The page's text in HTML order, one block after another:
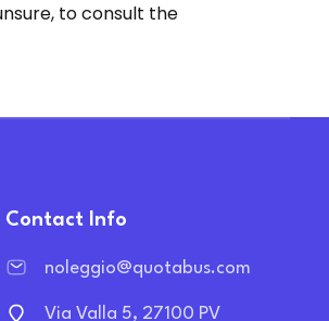
to consult the
Contact Info
noleggio@quotabus.com
Via Valla 5, 27100 PV